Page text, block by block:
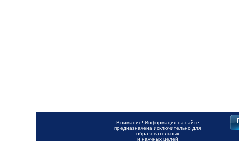
Внимание! Информация на сайте
предназначена исключительно для
образовательных
и научных целей